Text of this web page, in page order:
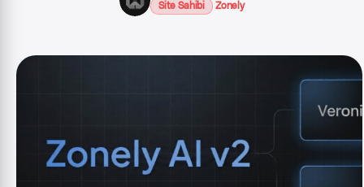
Site Sahibi
Zonely